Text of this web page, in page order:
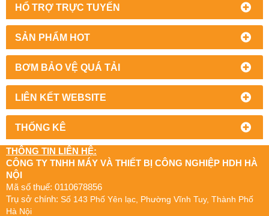
HỔ TRỢ TRỰC TUYẾN
SẢN PHẨM HOT
BƠM BẢO VỆ QUÁ TẢI
LIÊN KẾT WEBSITE
THỐNG KÊ
THÔNG TIN LIÊN HỆ:
CÔNG TY TNHH MÁY VÀ THIẾT BỊ CÔNG NGHIỆP HDH HÀ
NỘI
Mã số thuế: 0110678856
Trụ sở chính: Số 143 Phố Yên lạc, Phường Vĩnh Tuy, Thành Phố
Hà Nội